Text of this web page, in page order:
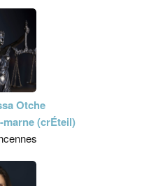
Otche
marne (crÉteil)